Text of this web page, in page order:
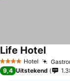
4 SterrenHotel
Life Hotel
9,4 Uitstekend